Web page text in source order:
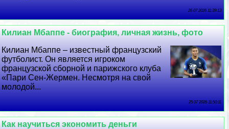
26 07 2026 11:39:13
Килиан Мбаппе - биография, личная жизнь, фото
Килиан Мбаппе – известный французский
футболист. Он является игроком
французской сборной и парижского клуба
«Пари Сен-Жермен. Несмотря на свой
молодой...
25 07 2026 11:50:11
Как научиться экономить деньги